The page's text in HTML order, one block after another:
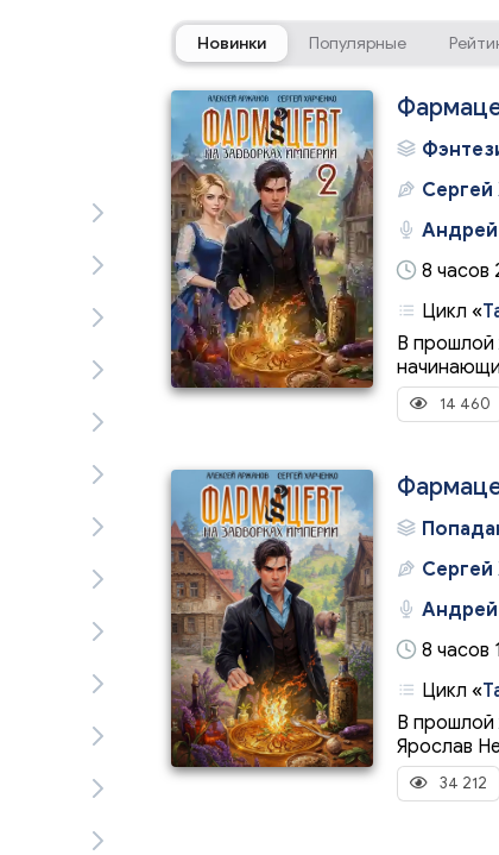
Новинки Популярные
Сергей
8 часов
Цикл «
В прошлой
14 460
Сергей
8 часов
Цикл «
В прошлой
Ярослав
34 212